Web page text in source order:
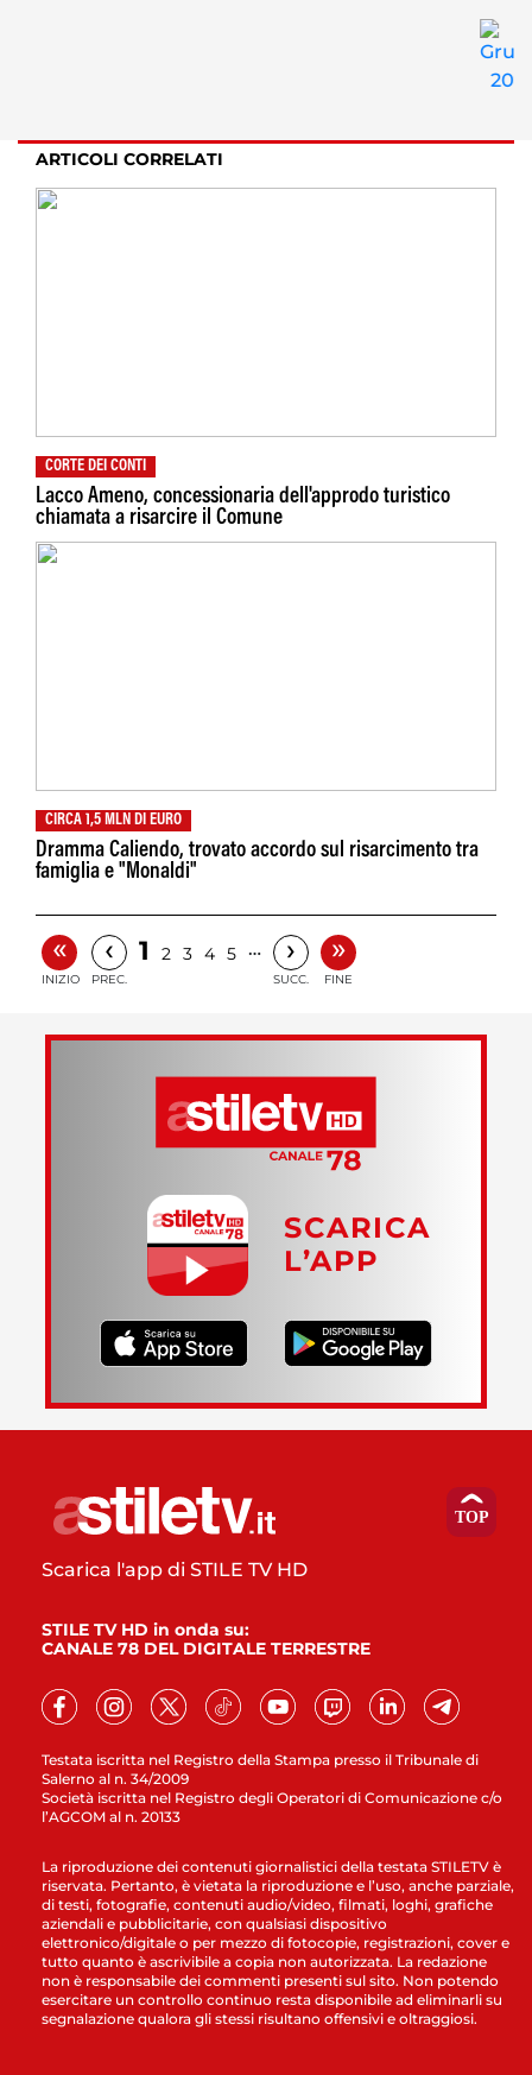
ARTICOLI CORRELATI
CORTE DEI CONTI
Lacco Ameno, concessionaria dell'approdo turistico
chiamata a risarcire il Comune
CIRCA 1,5 MLN DI EURO
Dramma Caliendo, trovato accordo sul risarcimento tra
famiglia e "Monaldi"
«
INIZIO
‹
PREC.
1 2 3 4 5 … ›
SUCC.
»
FINE
SCARICA
L’APP
Testata iscritta nel Registro della Stampa presso il Tribunale di
Salerno al n. 34/2009
Società iscritta nel Registro degli Operatori di Comunicazione c/o
l’AGCOM al n. 20133
Scarica l'app di STILE TV HD
STILE TV HD in onda su:
CANALE 78 DEL DIGITALE TERRESTRE
La riproduzione dei contenuti giornalistici della testata STILETV è
riservata. Pertanto, è vietata la riproduzione e l’uso, anche parziale,
di testi, fotografie, contenuti audio/video, filmati, loghi, grafiche
aziendali e pubblicitarie, con qualsiasi dispositivo
elettronico/digitale o per mezzo di fotocopie, registrazioni, cover e
tutto quanto è ascrivibile a copia non autorizzata. La redazione
non è responsabile dei commenti presenti sul sito. Non potendo
esercitare un controllo continuo resta disponibile ad eliminarli su
segnalazione qualora gli stessi risultano offensivi e oltraggiosi.